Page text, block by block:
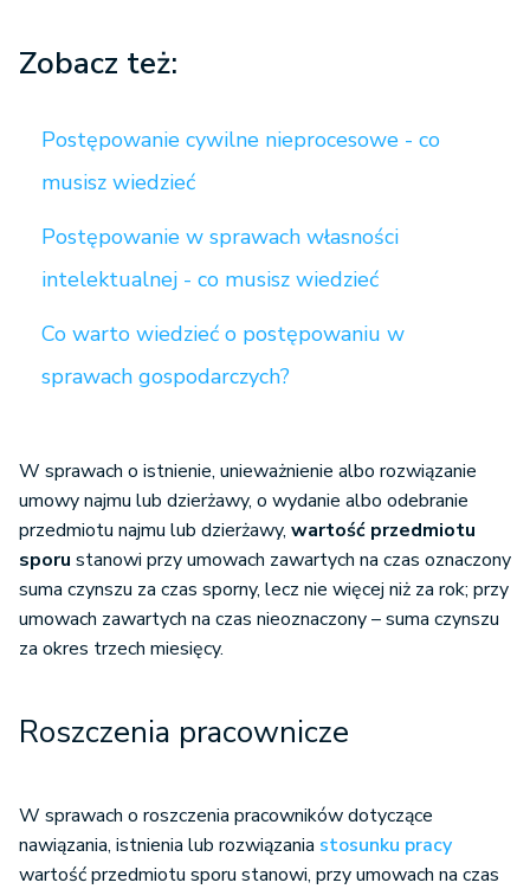
Zobacz też:
Postępowanie cywilne nieprocesowe - co
musisz wiedzieć
Postępowanie w sprawach własności
intelektualnej - co musisz wiedzieć
Co warto wiedzieć o postępowaniu w
sprawach gospodarczych?
W sprawach o istnienie, unieważnienie albo rozwiązanie
umowy najmu lub dzierżawy, o wydanie albo odebranie
przedmiotu najmu lub dzierżawy, wartość przedmiotu
sporu stanowi przy umowach zawartych na czas oznaczony
suma czynszu za czas sporny, lecz nie więcej niż za rok; przy
umowach zawartych na czas nieoznaczony – suma czynszu
za okres trzech miesięcy.
Roszczenia pracownicze
W sprawach o roszczenia pracowników dotyczące
nawiązania, istnienia lub rozwiązania stosunku pracy
wartość przedmiotu sporu stanowi, przy umowach na czas